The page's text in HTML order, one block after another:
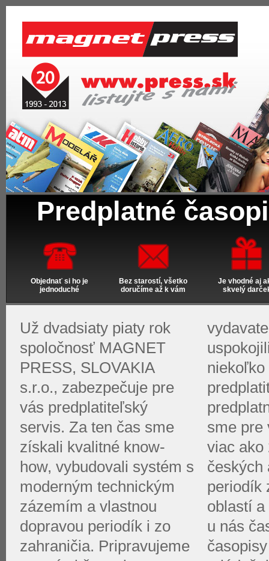
Predplatné
Objednať si ho je
jednoduché
Bez starostí, všetko
doručíme až k vám
Je vhodné aj
skvelý
Už dvadsiaty piaty rok
spoločnosť MAGNET
PRESS, SLOVAKIA
s.r.o., zabezpečuje pre
vás predplatiteľský
servis. Za ten čas sme
získali kvalitné know-
how, vybudovali systém s
moderným technickým
zázemím a vlastnou
dopravou periodík i zo
zahraničia. Pripravujeme
sme pre
viac ako
českých
periodík
oblastí a
u nás